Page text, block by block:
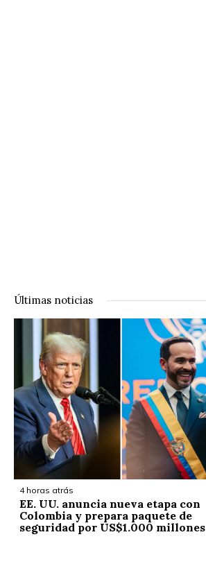
Últimas noticias
4 horas atrás
EE. UU. anuncia nueva etapa con
Colombia y prepara paquete de
seguridad por US$1.000 millones